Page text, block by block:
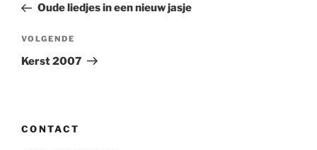
bericht
Oude liedjes in een nieuw jasje
Volgend
bericht
VOLGENDE
Kerst 2007
CONTACT